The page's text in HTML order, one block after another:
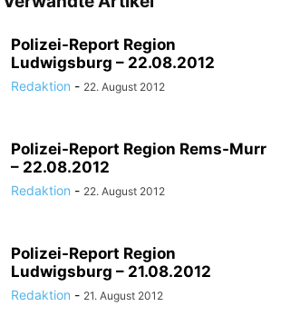
Polizei-Report Region
Ludwigsburg – 22.08.2012
Redaktion - 22. August 2012
Polizei-Report Region Rems-Murr
– 22.08.2012
Redaktion - 22. August 2012
Polizei-Report Region
Ludwigsburg – 21.08.2012
Redaktion - 21. August 2012